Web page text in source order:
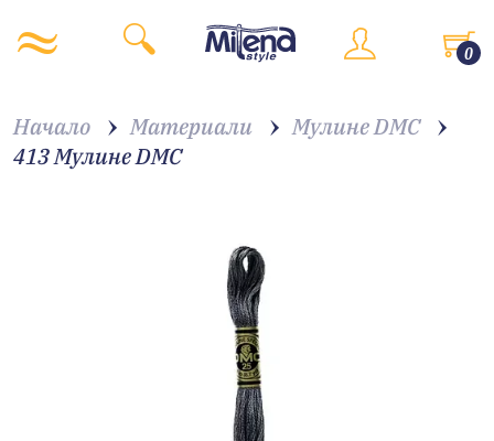
0
Начало Материали
Мулине DMC
413 Мулине DMC